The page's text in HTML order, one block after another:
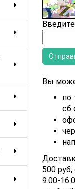
Вы
по
сб
500
9.00-